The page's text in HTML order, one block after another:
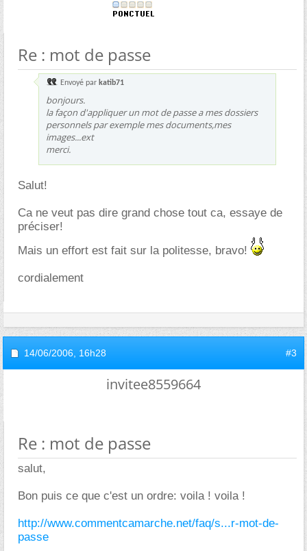
Re : mot de passe
Envoyé par katib71
bonjours.
la façon d'appliquer un mot de passe a mes dossiers
personnels par exemple mes documents,mes
images...ext
merci.
Salut!
Ca ne veut pas dire grand chose tout ca, essaye de
préciser!
Mais un effort est fait sur la politesse, bravo!
cordialement
14/06/2006, 16h28 #3
invitee8559664
Re : mot de passe
salut,
Bon puis ce que c'est un ordre: voila ! voila !
http://www.commentcamarche.net/faq/s...r-mot-de-
passe